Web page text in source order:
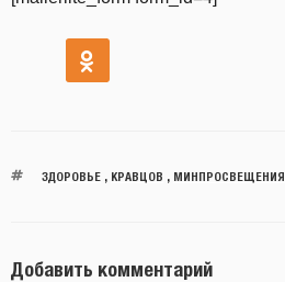
ЗДОРОВЬЕ, КРАВЦОВ МИНПРОСВЕЩЕНИЯ
Добавить комментарий